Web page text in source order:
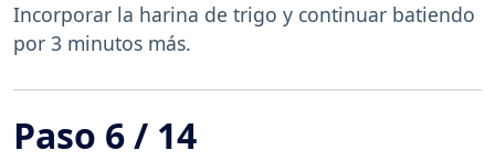
Incorporar la harina de trigo y continuar batiendo
por 3 minutos más.
Paso 6 / 14